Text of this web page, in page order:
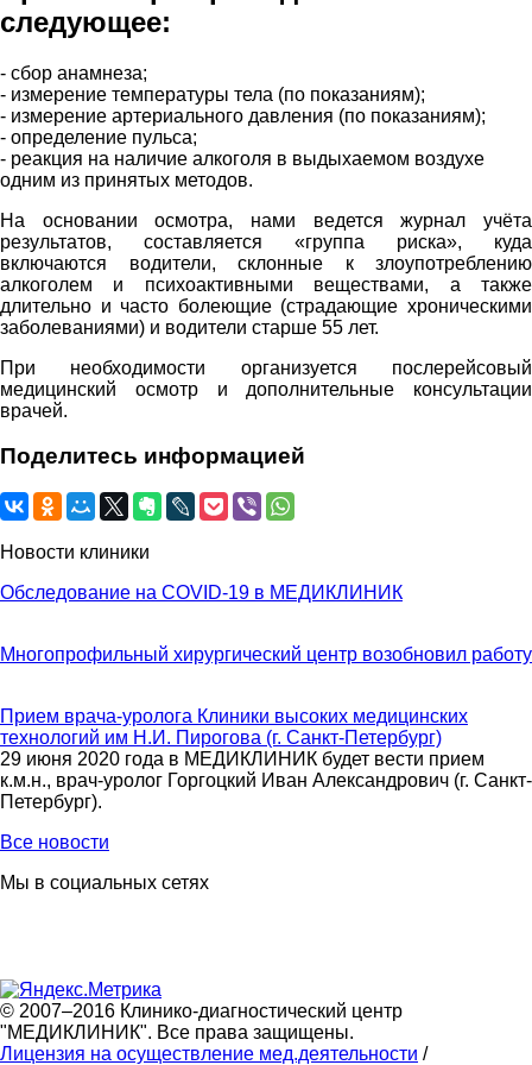
следующее:
- сбор анамнеза;
- измерение температуры тела (по показаниям);
- измерение артериального давления (по показаниям);
- определение пульса;
- реакция на наличие алкоголя в выдыхаемом воздухе
одним из принятых методов.
На основании осмотра, нами ведется журнал учёта
результатов, составляется «группа риска», куда
включаются водители, склонные к злоупотреблению
алкоголем и психоактивными веществами, а также
длительно и часто болеющие (страдающие хроническими
заболеваниями) и водители старше 55 лет.
При необходимости организуется послерейсовый
медицинский осмотр и дополнительные консультации
врачей.
Поделитесь информацией
Новости клиники
Обследование на COVID-19 в МЕДИКЛИНИК
Многопрофильный хирургический центр возобновил работу
Прием врача-уролога Клиники высоких медицинских
технологий им Н.И. Пирогова (г. Санкт-Петербург)
29 июня 2020 года в МЕДИКЛИНИК будет вести прием
к.м.н., врач-уролог Горгоцкий Иван Александрович (г. Санкт-
Петербург).
Все новости
Мы в социальных сетях
© 2007–2016 Клинико-диагностический центр
"МЕДИКЛИНИК". Все права защищены.
Лицензия на осуществление мед.деятельности /